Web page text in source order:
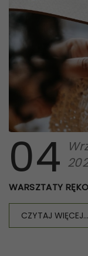
04
WARSZTATY
CZYTAJ WIĘCEJ...